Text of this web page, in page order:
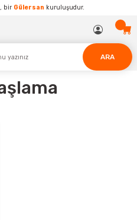
bir Gülersan kuruluşudur.
ARA